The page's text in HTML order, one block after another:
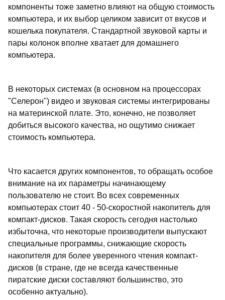
компоненты тоже заметно влияют на общую стоимость
компьютера, и их выбор целиком зависит от вкусов и
кошелька покупателя. Стандартной звуковой карты и
пары колонок вполне хватает для домашнего
компьютера.
В некоторых системах (в основном на процессорах
"Селерон") видео и звуковая системы интегрированы
на материнской плате. Это, конечно, не позволяет
добиться высокого качества, но ощутимо снижает
стоимость компьютера.
Что касается других компонентов, то обращать особое
внимание на их параметры начинающему
пользователю не стоит. Во всех современных
компьютерах стоит 40 - 50-скоростной накопитель для
компакт-дисков. Такая скорость сегодня настолько
избыточна, что некоторые производители выпускают
специальные программы, снижающие скорость
накопителя для более уверенного чтения компакт-
дисков (в стране, где не всегда качественные
пиратские диски составляют большинство, это
особенно актуально).